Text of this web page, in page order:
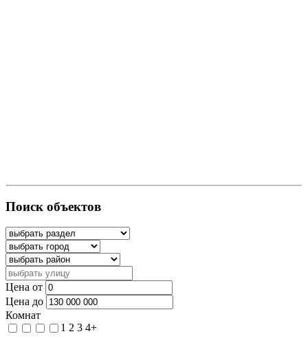
Поиск объектов
Цена от
Цена до
Комнат
1 2 3 4+